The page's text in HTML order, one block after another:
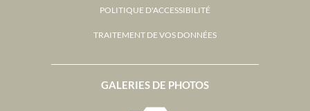
GALERIES DE PHOTOS
POLITIQUE D'ACCESSIBILITÉ
TRAITEMENT DE VOS DONNÉES